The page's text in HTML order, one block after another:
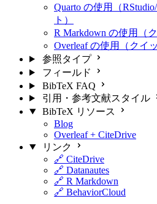
Quarto の使用（
ト）
R Markdown の使用（
Overleaf の使用（クイ
参照タイプ
フィールド
BibTeX FAQ
引用・参考文献スタイル
BibTeX リソース
Blog
Overleaf + CiteDrive
リンク
🔗 CiteDrive
🔗 Datanautes
🔗 R Markdown
🔗 BehaviorCloud